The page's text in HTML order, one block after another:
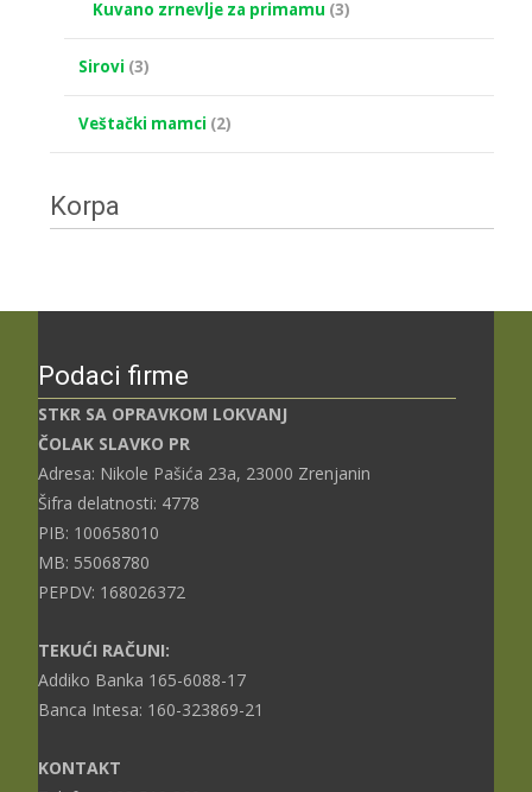
Kuvano zrnevlje za primamu (3)
Sirovi (3)
Veštački mamci (2)
Korpa
Podaci firme
STKR SA OPRAVKOM LOKVANJ
ČOLAK SLAVKO PR
Adresa: Nikole Pašića 23a, 23000 Zrenjanin
Šifra delatnosti: 4778
PIB: 100658010
MB: 55068780
PEPDV: 168026372
TEKUĆI RAČUNI:
Addiko Banka 165-6088-17
Banca Intesa: 160-323869-21
KONTAKT